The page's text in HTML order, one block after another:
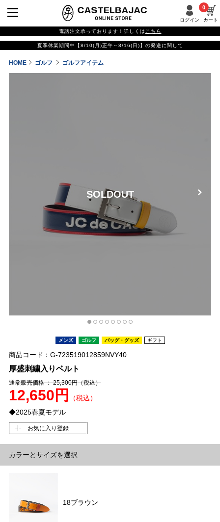
ログイン カート
0
電話注文承っております！詳しくは こちら
夏季休業期間中【8/10(月)正午～8/16(日)】の発送に関して
HOME ゴルフ ゴルフアイテム
SOLDOUT
メンズ ゴルフ バッグ・グッズ ギフト
商品コード：G-723519012859NVY40
厚盛刺繍入りベルト
通常販売価格 ： 25,300円（税込）
12,650円
（税込）
◆2025春夏モデル
お気に入り登録
カラーとサイズを選択
18ブラウン